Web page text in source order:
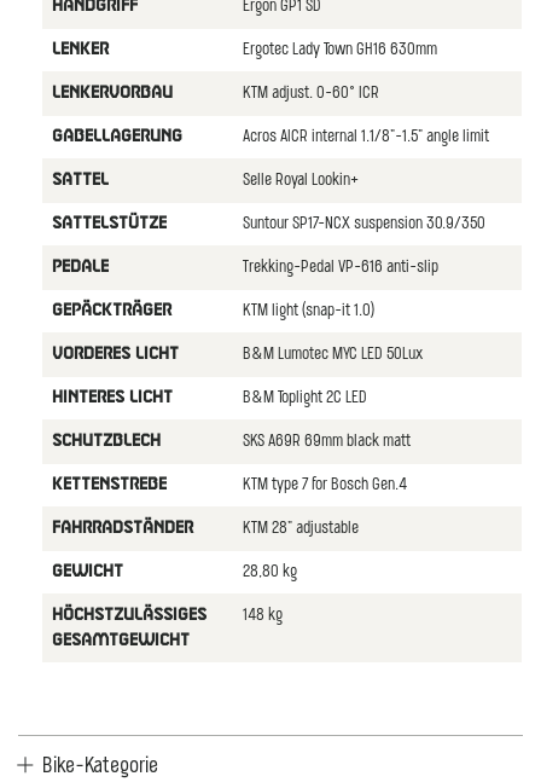
HANDGRIFF Ergon GP1 SD
LENKER Ergotec Lady Town GH16 630mm
LENKERVORBAU KTM adjust. 0-60° ICR
GABELLAGERUNG Acros AICR internal 1.1/8"-1.5" angle limit
SATTEL Selle Royal Lookin+
SATTELSTÜTZE Suntour SP17-NCX suspension 30.9/350
PEDALE Trekking-Pedal VP-616 anti-slip
GEPÄCKTRÄGER KTM light (snap-it 1.0)
VORDERES LICHT B&M Lumotec MYC LED 50Lux
HINTERES LICHT B&M Toplight 2C LED
SCHUTZBLECH SKS A69R 69mm black matt
KETTENSTREBE KTM type 7 for Bosch Gen.4
FAHRRADSTÄNDER KTM 28" adjustable
GEWICHT 28,80 kg
HÖCHSTZULÄSSIGES
GESAMTGEWICHT
148 kg
Bike-Kategorie